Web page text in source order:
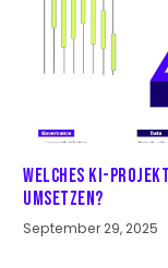
Welches KI-
umsetzen?
September 29, 2025